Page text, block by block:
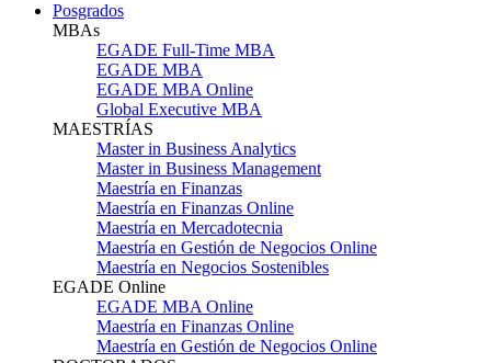
Posgrados
MBAs
EGADE Full-Time MBA
EGADE MBA
EGADE MBA Online
Global Executive MBA
MAESTRÍAS
Master in Business Analytics
Master in Business Management
Maestría en Finanzas
Maestría en Finanzas Online
Maestría en Mercadotecnia
Maestría en Gestión de Negocios Online
Maestría en Negocios Sostenibles
EGADE Online
EGADE MBA Online
Maestría en Finanzas Online
Maestría en Gestión de Negocios Online